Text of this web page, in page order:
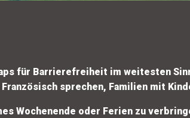
für Barrierefreiheit im weitesten
sprechen, Familien mit
Wochenende oder Ferien zu